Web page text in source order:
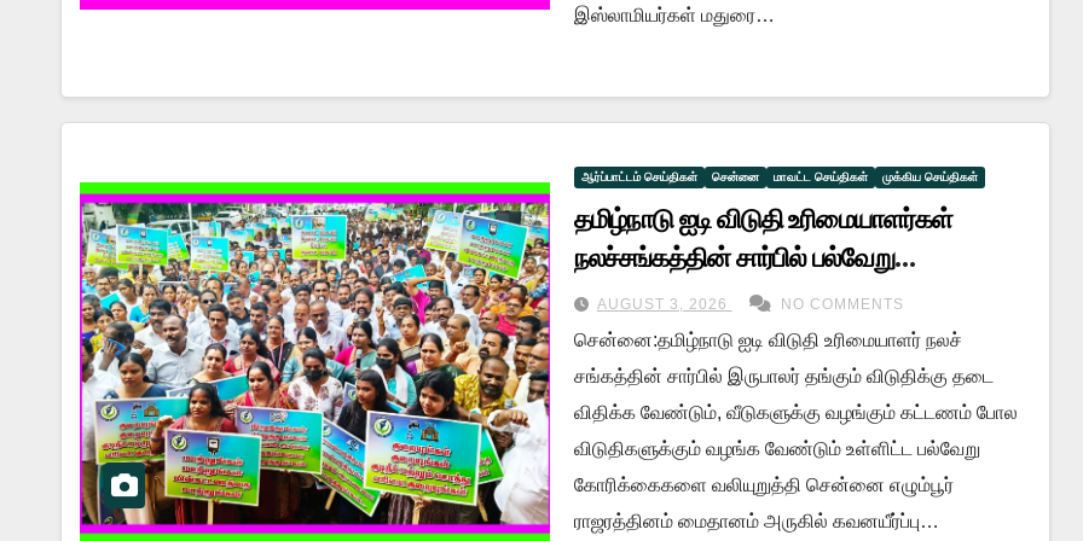
இஸ்லாமியர்கள் மதுரை…
ஆர்ப்பாட்டம் செய்திகள் சென்னை மாவட்ட செய்திகள் முக்கிய செய்திகள்
தமிழ்நாடு ஐடி விடுதி உரிமையாளர்கள்
நலச்சங்கத்தின் சார்பில் பல்வேறு
கோரிக்கைகளை வலியுறுத்தி கவனயீர்ப்பு
ஆர்ப்பாட்டம்!!
AUGUST 3, 2026 NO COMMENTS
சென்னை:தமிழ்நாடு ஐடி விடுதி உரிமையாளர் நலச்
சங்கத்தின் சார்பில் இருபாலர் தங்கும் விடுதிக்கு தடை
விதிக்க வேண்டும், வீடுகளுக்கு வழங்கும் கட்டணம் போல
விடுதிகளுக்கும் வழங்க வேண்டும் உள்ளிட்ட பல்வேறு
கோரிக்கைகளை வலியுறுத்தி சென்னை எழும்பூர்
ராஜரத்தினம் மைதானம் அருகில் கவனயீர்ப்பு…